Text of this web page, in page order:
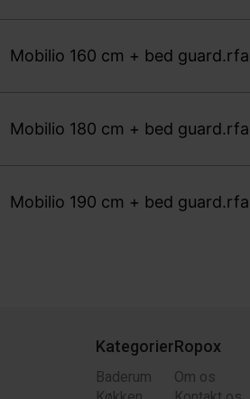
Mobilio 160 cm + bed guard.rfa
Mobilio 180 cm + bed guard.rfa
Mobilio 190 cm + bed guard.rfa
Kategorier
Baderum
Ropox
Om os